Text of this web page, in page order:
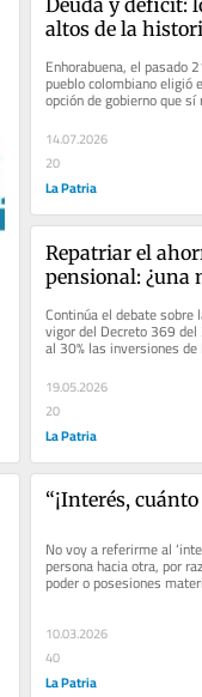
altos de la
Enhorabuena, el pasado
pueblo colombiano eligió
opción de gobierno que
instituciones
14.07.2026
20
La Patria
Repatriar el
pensional: ¿una
Continúa el debate sobre
vigor del Decreto 369
al 30% las inversiones
19.05.2026
20
La Patria
“¡Interés,
No voy a referirme al
persona hacia otra, por
poder o posesiones
Tristemente, un
10.03.2026
40
La Patria